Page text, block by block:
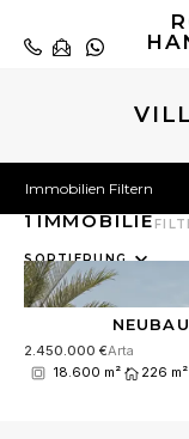
Immobilien Filtern
1IMMOBILIE
SORTIERUNG
results
available
2.450.000 €Arta
18.600 m²
226 m²